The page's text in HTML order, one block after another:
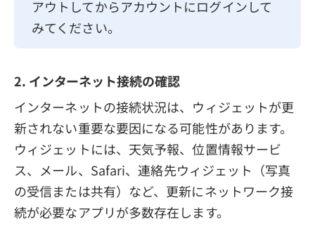
アウトしてからアカウントにログインして
みてください。
2. インターネット接続の確認
インターネットの接続状況は、ウィジェットが更
新されない重要な要因になる可能性があります。
ウィジェットには、天気予報、位置情報サービ
ス、メール、Safari、連絡先ウィジェット（写真
の受信または共有）など、更新にネットワーク接
続が必要なアプリが多数存在します。